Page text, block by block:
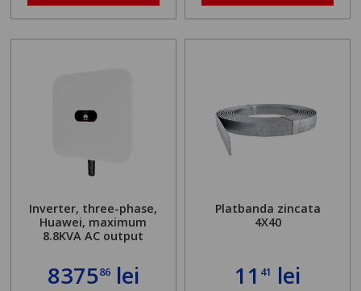
Inverter, three-phase,
Huawei, maximum
8.8KVA AC output
837586lei
Platbanda zincata
4X40
11 41 lei